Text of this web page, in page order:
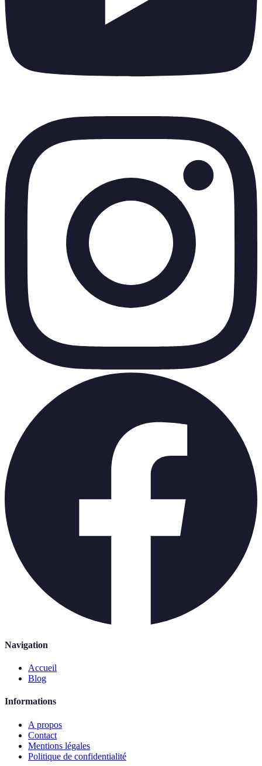
Navigation
Accueil
Blog
Informations
A propos
Contact
Mentions légales
Politique de confidentialité